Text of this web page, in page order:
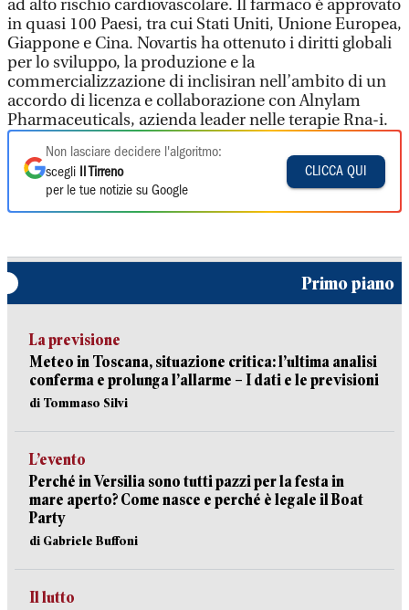
ad alto rischio cardiovascolare. Il farmaco è approvato
in quasi 100 Paesi, tra cui Stati Uniti, Unione Europea,
Giappone e Cina. Novartis ha ottenuto i diritti globali
per lo sviluppo, la produzione e la
commercializzazione di inclisiran nell’ambito di un
accordo di licenza e collaborazione con Alnylam
Pharmaceuticals, azienda leader nelle terapie Rna-i.
Non lasciare decidere l'algoritmo:
scegli
Il Tirreno
per le tue notizie su Google
CLICCA QUI
Primo piano
La previsione
Meteo in Toscana, situazione critica: l’ultima analisi
conferma e prolunga l’allarme – I dati e le previsioni
di Tommaso Silvi
L’evento
Perché in Versilia sono tutti pazzi per la festa in
mare aperto? Come nasce e perché è legale il Boat
Party
di Gabriele Buffoni
Il lutto